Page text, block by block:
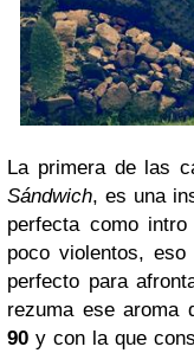
La primera de las
Sándwich, es una
perfecta como
poco violentos,
perfecto para
rezuma ese aroma
90 y con la que